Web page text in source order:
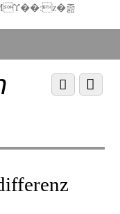
졾
Menu
Scroll
down